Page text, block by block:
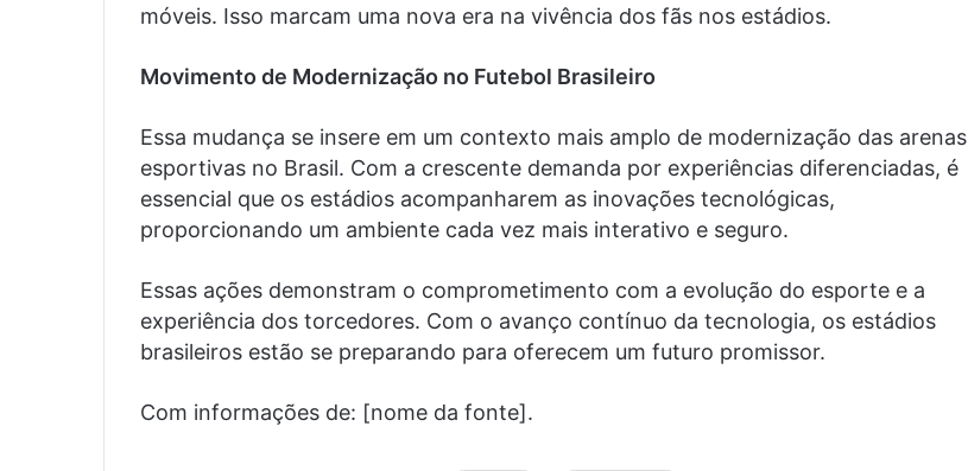
móveis. Isso marcam uma nova era na vivência dos fãs nos estádios.
Movimento de Modernização no Futebol Brasileiro
Essa mudança se insere em um contexto mais amplo de modernização das arenas
esportivas no Brasil. Com a crescente demanda por experiências diferenciadas, é
essencial que os estádios acompanharem as inovações tecnológicas,
proporcionando um ambiente cada vez mais interativo e seguro.
Essas ações demonstram o comprometimento com a evolução do esporte e a
experiência dos torcedores. Com o avanço contínuo da tecnologia, os estádios
brasileiros estão se preparando para oferecem um futuro promissor.
Com informações de: [nome da fonte].